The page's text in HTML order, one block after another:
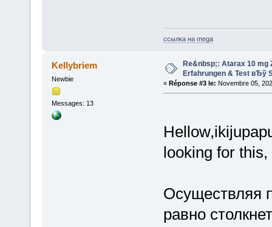
ссылка на mega
Kellybriem
Newbie
Messages: 13
Re&nbsp;: Atarax 10 mg
Erfahrungen & Test вЂў
« Réponse #3 le: Novembre 05,
looking for
Осуществляя
равно